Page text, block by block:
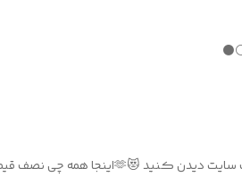
😻🫶اینجا همه چی نصف قیمته 💲💵🛒